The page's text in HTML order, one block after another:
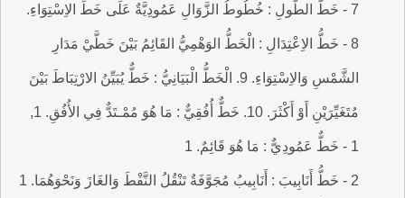
7 - خَطُّ الطُّولِ : خُطُوطُ الزَّوَالِ عَمُودِيَّةٌ عَلَى خَطِّ الاِسْتِوَاءِ.
8 - خَطُّ الاِعْتِدَالِ : الْخَطُّ الوَهْمِيُّ القَائِمُ بَيْنَ خَطَّيْ مَدَارِ
الشَّمْسِ وَالاِسْتِوَاءِ. 9. الْخَطُّ الْبَيَانِيُّ : خَطٌّ يُبَيِّنُ الارْتِبَاطَ بَيْنَ
مُتَغَيِّرَيْنِ أَوْ أَكْثَرَ. 10. خَطٌّ أُفُقِيٌّ : مَا هُوَ مُمْـتَدٌّ فِي الأُفُقِ. 1,
1 - خَطٌّ عَمُودِيٌّ : مَا هُوَ قَائِمٌ. 1
2 - خَطُّ أَنَابِيبَ : أَنَابِيبُ مُجَوَّفَةٌ تَنْقُلُ النَّفْطَ وَالغَازَ وَنَحْوَهُمَا. 1